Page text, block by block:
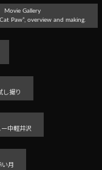
Movie Gallery
Paw”, overview and making.
撮り
中軽井沢
月